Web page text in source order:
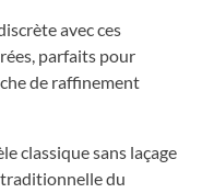
avec ces
parfaits pour
de raffinement
classique sans laçage
traditionnelle du